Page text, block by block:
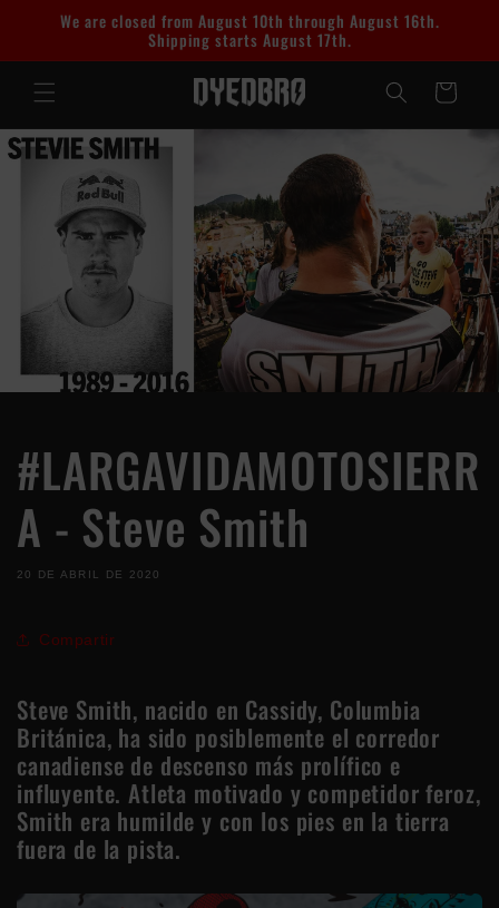
directamente
We are closed from August 10th through August 16th.
Shipping starts August 17th.
Carrito
#LARGAVIDAMOTOSIERR
A - Steve Smith
20 DE ABRIL DE 2020
Compartir
Steve Smith, nacido en Cassidy, Columbia
Británica, ha sido posiblemente el corredor
canadiense de descenso más prolífico e
influyente. Atleta motivado y competidor feroz,
Smith era humilde y con los pies en la tierra
fuera de la pista.